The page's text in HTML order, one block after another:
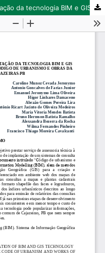
Assistência técnica para implantação da tecnologia BIM e GIS para consulta automática ao código de urbanismo e obras da cidade de Cajazeiras-PB